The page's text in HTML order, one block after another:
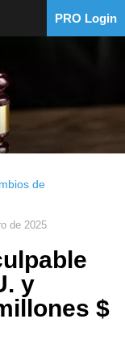
PRO Login
de
de 2025
y
$